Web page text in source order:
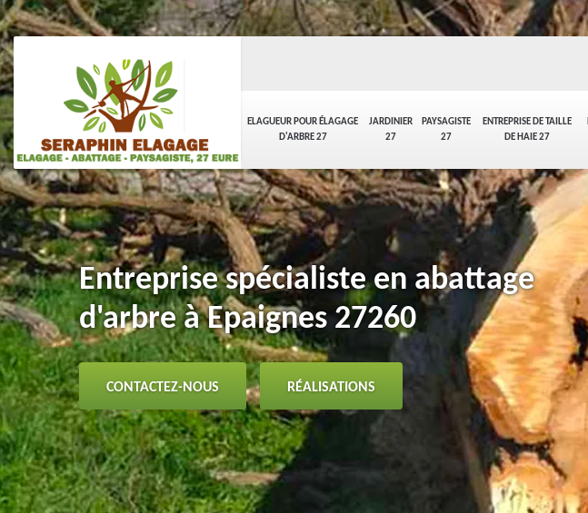
ELAGUEUR POUR ÉLAGAGE
D'ARBRE 27
JARDINIER
27
PAYSAGISTE
27
ENTREPRISE DE TAILLE
DE HAIE 27
Entreprise spécialiste en abattage
d'arbre à Epaignes 27260
CONTACTEZ-NOUS RÉALISATIONS